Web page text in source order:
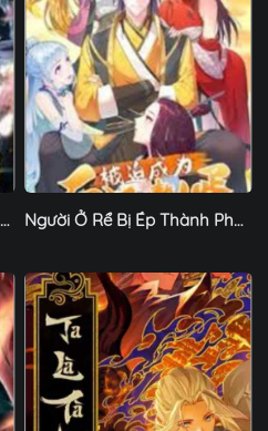
Chưởng Môn Khiêm Tốn Chút Người Ở Rể Bị Ép Thành Phản Diện